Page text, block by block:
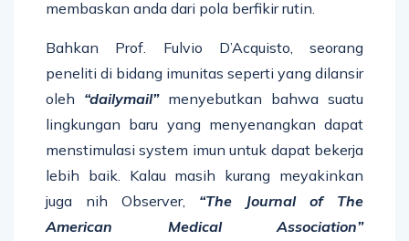
membaskan anda dari pola berfikir rutin.
Bahkan Prof. Fulvio D’Acquisto, seorang
peneliti di bidang imunitas seperti yang dilansir
oleh “dailymail”menyebutkan bahwa suatu
lingkungan baru yang menyenangkan dapat
menstimulasi system imun untuk dapat bekerja
lebih baik. Kalau masih kurang meyakinkan
juga nih Observer, “The Journal of The
American Medical Association”